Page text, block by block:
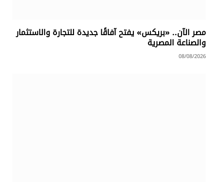
مصر الآن.. «بريكس» يفتح آفاقًا جديدة للتجارة والاستثمار
والصناعة المصرية
08/08/2026